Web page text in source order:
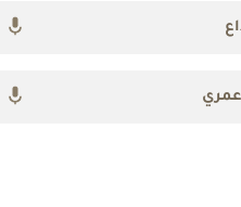
عمري